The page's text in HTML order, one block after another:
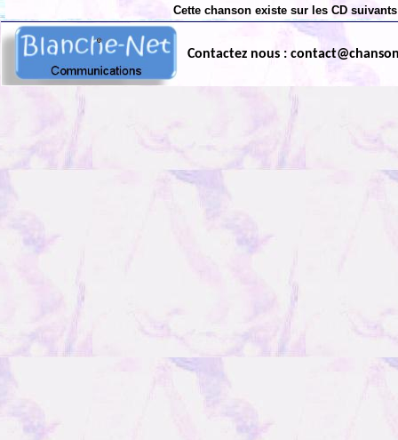
Cette chanson existe sur les CD
Contactez nous :